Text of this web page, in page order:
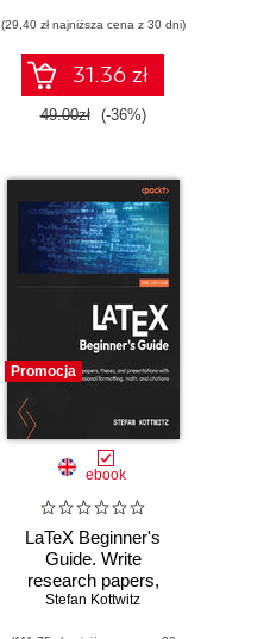
(29,40 zł najniższa cena z 30 dni)
31.36 zł
49.00zł (-36%)
Promocja
ebook
LaTeX Beginner's
Guide. Write
research papers,
theses, and
Stefan Kottwitz